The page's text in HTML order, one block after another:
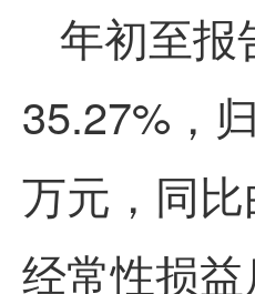
年初至报
35.27%，
万元，同
经常性损